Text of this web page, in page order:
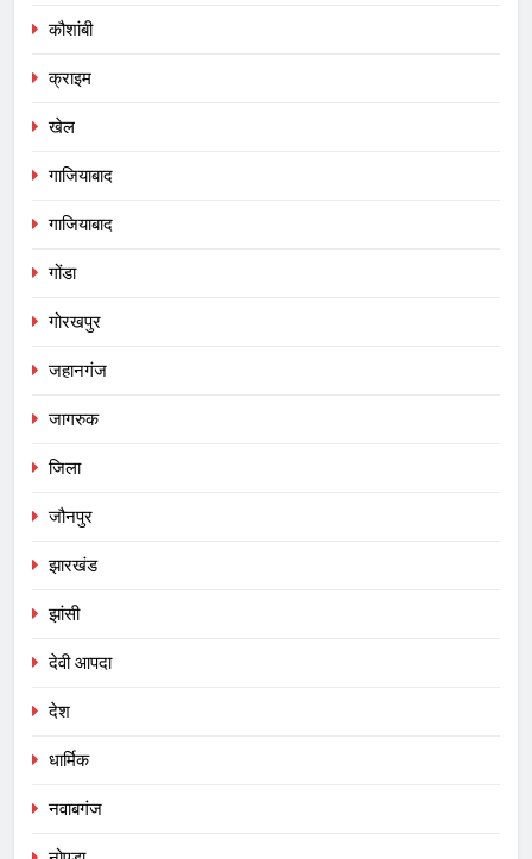
कौशांबी
क्राइम
खेल
गाजियाबाद
गाजियाबाद
गोंडा
गोरखपुर
जहानगंज
जागरुक
जिला
जौनपुर
झारखंड
झांसी
देवी आपदा
देश
धार्मिक
नवाबगंज